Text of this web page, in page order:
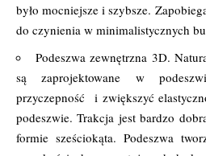
było mocniejsze i szybsze.
do czynienia w minimalistycznych
Podeszwa zewnętrzna 3D.
są zaprojektowane w
przyczepność i zwiększyć
podeszwie. Trakcja jest bardzo
formie sześciokąta. Podeszwa